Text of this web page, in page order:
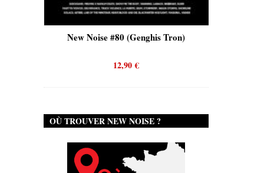
New Noise #80 (Genghis Tron)
12,90€
OÙ TROUVER NEW NOISE ?